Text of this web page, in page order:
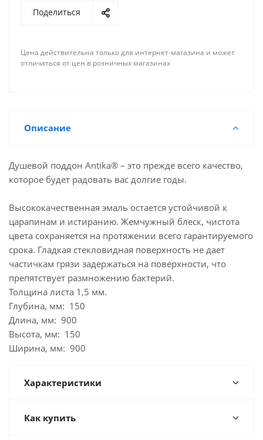
Поделиться
Цена действительна только для интернет-магазина и может
отличаться от цен в розничных магазинах
Описание
Душевой поддон Antika® – это прежде всего качество,
которое будет радовать вас долгие годы.
Высококачественная эмаль остается устойчивой к
царапинам и истиранию. Жемчужный блеск, чистота
цвета сохраняется на протяжении всего гарантируемого
срока. Гладкая стекловидная поверхность не дает
частичкам грязи задержаться на поверхности, что
препятствует размножению бактерий.
Толщина листа 1,5 мм.
Глубина, мм: 150
Длина, мм: 900
Высота, мм: 150
Ширина, мм: 900
Характеристики
Как купить